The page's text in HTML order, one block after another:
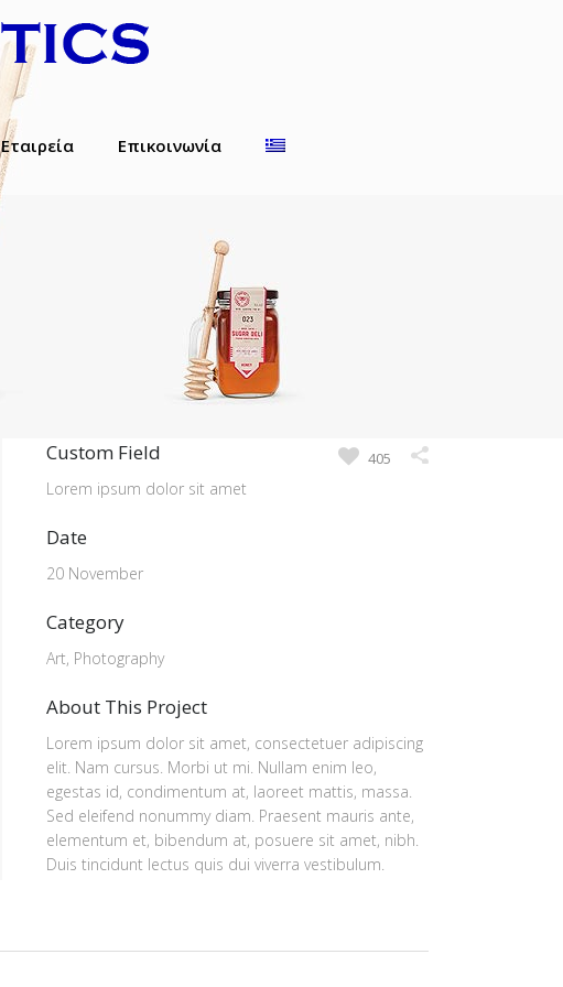
Επικοινωνία
Custom Field
Lorem ipsum dolor sit amet
Date
20 November
Category
Art, Photography
About This Project
Lorem ipsum dolor sit amet, consectetuer adipiscing
elit. Nam cursus. Morbi ut mi. Nullam enim leo,
egestas id, condimentum at, laoreet mattis, massa.
Sed eleifend nonummy diam. Praesent mauris ante,
elementum et, bibendum at, posuere sit amet, nibh.
Duis tincidunt lectus quis dui viverra vestibulum.
405